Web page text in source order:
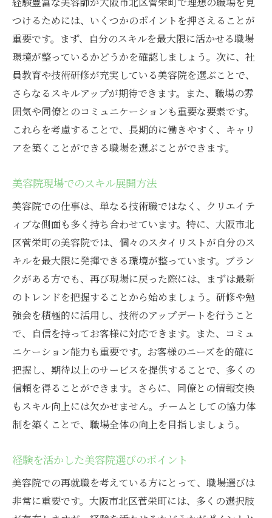
つけるためには、いくつかのポイントを押さえることが
重要です。まず、自分のスキルを最大限に活かせる職場
環境が整っているかどうかを確認しましょう。次に、社
員教育や技術研修が充実している美容院を選ぶことで、
さらなるスキルアップが期待できます。また、職場の雰
囲気や同僚とのコミュニケーションも重要な要素です。
これらを考慮することで、長期的に働きやすく、キャリ
アを築くことができる職場を選ぶことができます。
美容院現場でのスキル展開方法
美容院での仕事は、単なる技術職ではなく、クリエイテ
ィブな側面も多く持ち合わせています。特に、大阪市北
区菅栄町の美容院では、個々のスタイリストが自分のス
キルを最大限に発揮できる環境が整っています。ブラン
クがある方でも、再び現場に戻った際には、まずは最新
のトレンドを把握することから始めましょう。研修や勉
強会を積極的に活用し、技術のアップデートを行うこと
で、自信を持ってお客様に対応できます。また、コミュ
ニケーション能力も重要です。お客様のニーズを的確に
把握し、期待以上のサービスを提供することで、多くの
信頼を得ることができます。さらに、同僚との情報交換
もスキル向上には欠かせません。チームとしての協力体
制を築くことで、職場全体の向上を目指しましょう。
経験を活かした美容院選びのポイント
美容院での再就職を考えている方にとって、職場選びは
非常に重要です。大阪市北区菅栄町には、多くの選択肢